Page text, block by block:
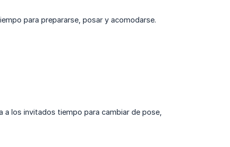
para prepararse, posar y acomodarse.
los invitados tiempo para cambiar de pose,